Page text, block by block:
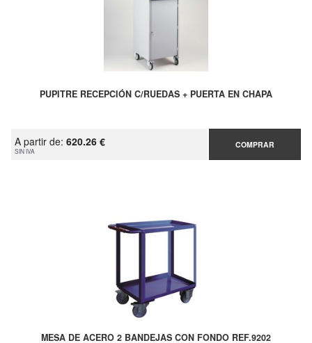
PUPITRE RECEPCIÓN C/RUEDAS + PUERTA EN CHAPA
A partir de: 620.26 €
SIN IVA
COMPRAR
MESA DE ACERO 2 BANDEJAS CON FONDO REF.9202